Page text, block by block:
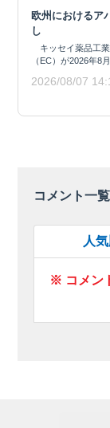
欧州におけるア
し
キッセイ薬品工
（EC）が2026年8
2026/08/07
コメント一
人
※ コメン